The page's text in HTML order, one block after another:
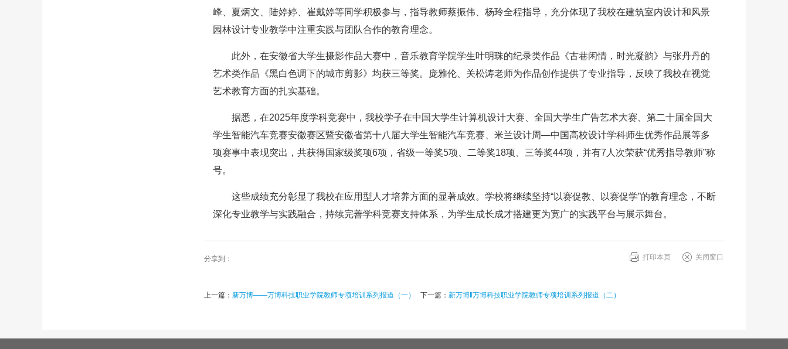
峰、夏炳文、陆婷婷、崔戴婷等同学积极参与，指导教师蔡振伟、杨玲全程指导，充分体现了我校在建筑室内设计和风景
园林设计专业教学中注重实践与团队合作的教育理念。
此外，在安徽省大学生摄影作品大赛中，音乐教育学院学生叶明珠的纪录类作品《古巷闲情，时光凝韵》与张丹丹的
艺术类作品《黑白色调下的城市剪影》均获三等奖。庞雅伦、关松涛老师为作品创作提供了专业指导，反映了我校在视觉
艺术教育方面的扎实基础。
据悉，在2025年度学科竞赛中，我校学子在中国大学生计算机设计大赛、全国大学生广告艺术大赛、第二十届全国大
学生智能汽车竞赛安徽赛区暨安徽省第十八届大学生智能汽车竞赛、米兰设计周—中国高校设计学科师生优秀作品展等多
项赛事中表现突出，共获得国家级奖项6项，省级一等奖5项、二等奖18项、三等奖44项，并有7人次荣获“优秀指导教师”称
号。
这些成绩充分彰显了我校在应用型人才培养方面的显著成效。学校将继续坚持“以赛促教、以赛促学”的教育理念，不断
深化专业教学与实践融合，持续完善学科竞赛支持体系，为学生成长成才搭建更为宽广的实践平台与展示舞台。
分享到： 打印本页 关闭窗口
上一篇： 新万博——万博科技职业学院教师专项培训系列报道（一） 下一篇： 新万博‖万博科技职业学院教师专项培训系列报道（二）